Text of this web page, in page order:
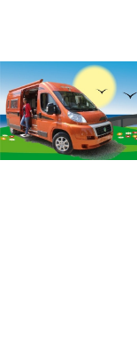
Fourgon-
Forum de conseils et
aménagés, vans et